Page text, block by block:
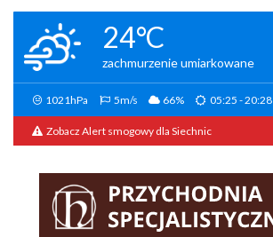
24°C
zachmurzenie umiarkowane
1021hPa 5m/s 66% 05:25 - 20:28
Zobacz Alert smogowy dla Siechnic